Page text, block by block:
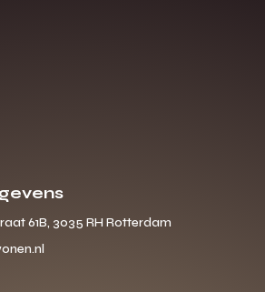
61B, 3035 RH Rotterdam